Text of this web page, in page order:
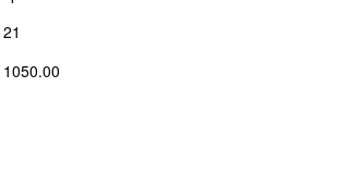
21
1050.00